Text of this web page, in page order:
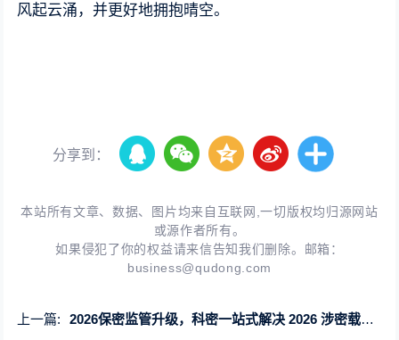
风起云涌，并更好地拥抱晴空。
分享到：
本站所有文章、数据、图片均来自互联网,一切版权均归源网站
或源作者所有。
如果侵犯了你的权益请来信告知我们删除。邮箱：
business@qudong.com
上一篇:
2026保密监管升级，科密一站式解决 2026 涉密载体处置难题